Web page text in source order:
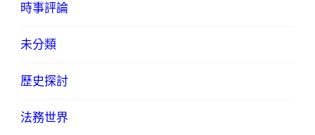
時事評論
未分類
歷史探討
法務世界